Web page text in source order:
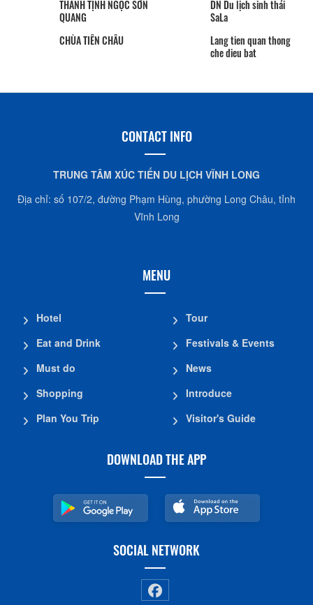
THÁNH TỊNH NGỌC SƠN
QUANG
DN Du lịch sinh thái
SaLa
CHÙA TIÊN CHÂU
Lang tien quan thong
che dieu bat
CONTACT INFO
TRUNG TÂM XÚC TIẾN DU LỊCH VĨNH LONG
Địa chỉ: số 107/2, đường Phạm Hùng, phường Long Châu, tỉnh
Vĩnh Long
MENU
Shopping
Plan You Trip
DOWNLOAD THE APP
SOCIAL NETWORK